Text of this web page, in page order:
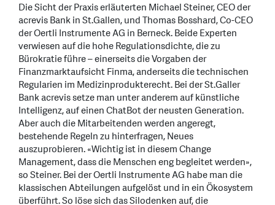
Die Sicht der Praxis erläuterten Michael Steiner, CEO der
acrevis Bank in St.Gallen, und Thomas Bosshard, Co-CEO
der Oertli Instrumente AG in Berneck. Beide Experten
verwiesen auf die hohe Regulationsdichte, die zu
Bürokratie führe – einerseits die Vorgaben der
Finanzmarktaufsicht Finma, anderseits die technischen
Regularien im Medizinprodukterecht. Bei der St.Galler
Bank acrevis setze man unter anderem auf künstliche
Intelligenz, auf einen ChatBot der neusten Generation.
Aber auch die Mitarbeitenden werden angeregt,
bestehende Regeln zu hinterfragen, Neues
auszuprobieren. «Wichtig ist in diesem Change
Management, dass die Menschen eng begleitet werden»,
so Steiner. Bei der Oertli Instrumente AG habe man die
klassischen Abteilungen aufgelöst und in ein Ökosystem
überführt. So löse sich das Silodenken auf, die